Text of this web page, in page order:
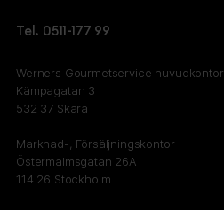
Tel. 0511-177 99
Werners Gourmetservice huvudkontor
Kämpagatan 3
532 37 Skara
Marknad-, Försäljningskontor
Östermalmsgatan 26A
114 26 Stockholm